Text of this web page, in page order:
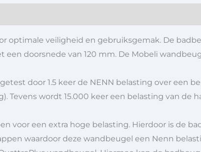
optimale veiligheid en gebruiksgemak. De
doorsnede van 120 mm. De Mobeli
door 1.5 keer de NENN belasting over een
Tevens wordt 15.000 keer een belasting van de
voor een extra hoge belasting. Hierdoor is de
waardoor deze wandbeugel een Nenn